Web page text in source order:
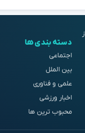
دسته بندی ها
اجتماعی
بین الملل
علمی و فناوری
اخبار ورزشی
محبوب ترین ها